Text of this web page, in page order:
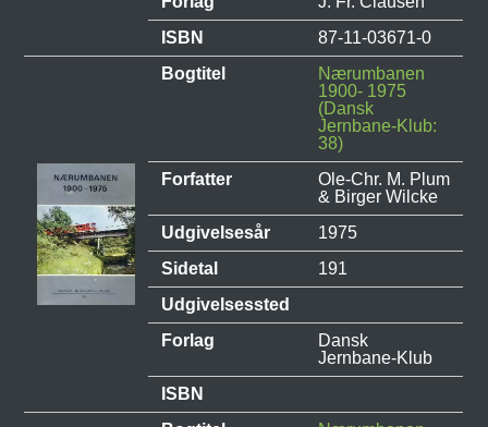
ISBN
87-11-03671-0
Bogtitel
Nærumbanen
1900- 1975
(Dansk
Jernbane-Klub:
38)
Forfatter
Ole-Chr. M. Plum
& Birger Wilcke
Udgivelsesår
1975
Sidetal
191
Udgivelsessted
Forlag
Dansk
Jernbane-Klub
ISBN